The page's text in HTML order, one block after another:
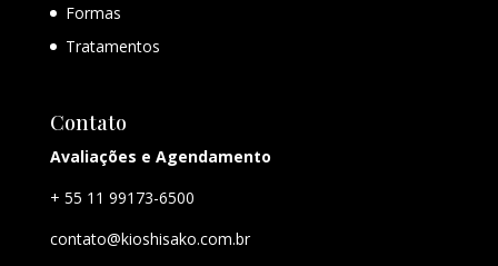
Formas
Tratamentos
Contato
Avaliações e Agendamento
+ 55 11 99173-6500
contato@kioshisako.com.br